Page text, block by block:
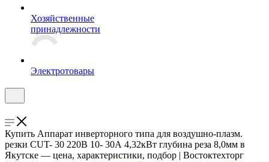
Хозяйственные
принадлежности
Электротовары
Купить Аппарат инверторного типа для воздушно-плазм.
резки CUT- 30 220В 10- 30А 4,32кВт глубина реза 8,0мм в
Якутске — цена, характеристики, подбор | Востоктехторг